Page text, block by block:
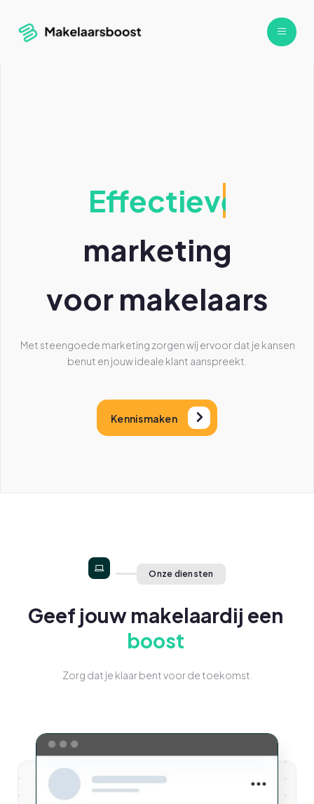
Effectieve
marketing
voor makelaars
Met steengoede marketing zorgen wij ervoor dat je kansen
benut en jouw ideale klant aanspreekt.
Kennismaken
Onze diensten
Geef jouw makelaardij een
boost
Zorg dat je klaar bent voor de toekomst.